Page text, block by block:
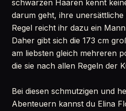
schwarzen Haaren kennt
darum geht, ihre
Regel reicht ihr dazu ein
Daher gibt sich die 173 cm
am liebsten gleich mehreren
die sie nach allen Regeln der
Bei diesen schmutzigen und
Abenteuern kannst du Elina